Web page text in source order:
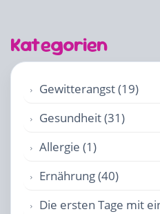
Kategorien
Gewitterangst (19)
Gesundheit (31)
Allergie (1)
Ernährung (40)
Die ersten Tage mit